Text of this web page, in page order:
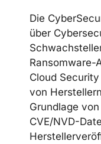
Die
über
Ransomware-
Cloud
von
Grundlage
CVE/NVD-